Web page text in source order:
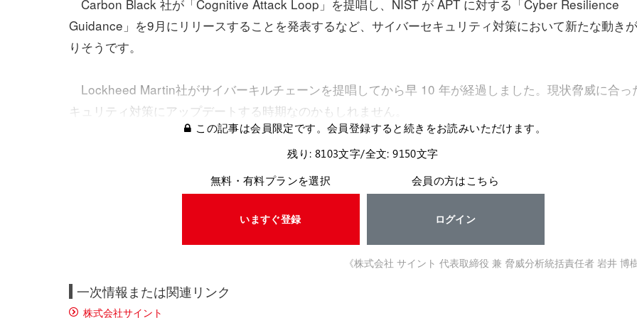
Carbon Black 社が「Cognitive Attack Loop」を提唱し、NIST が APT に対する「Cyber Resilience
Guidance」を9月にリリースすることを発表するなど、サイバーセキュリティ対策において新たな動き
りそうです。
Lockheed Martin社がサイバーキルチェーンを提唱してから早 10 年が経過しました。現状脅威に合っ
キュリティ対策にアップデートする時期なのかもしれません。
この記事は会員限定です。会員登録すると続きをお読みいただけます。
残り: 8103文字/全文: 9150文字
無料・有料プランを選択
いますぐ登録
会員の方はこちら
ログイン
《株式会社 サイント 代表取締役 兼 脅威分析統括責任者 岩井 博樹
一次情報または関連リンク
株式会社サイント